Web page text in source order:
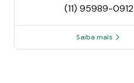
(11) 95989-0912
Saiba mais